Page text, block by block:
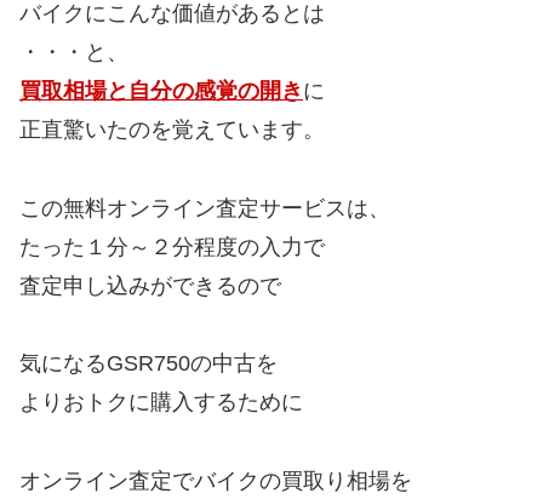
バイクにこんな価値があるとは
・・・と、
買取相場と自分の感覚の開き に
正直驚いたのを覚えています。
この無料オンライン査定サービスは、
たった１分～２分程度の入力で
査定申し込みができるので
気になるGSR750の中古を
よりおトクに購入するために
オンライン査定でバイクの買取り相場を